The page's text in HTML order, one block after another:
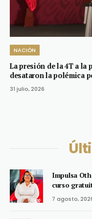
NACIÓN
La presión de la 4T a la
desataron la polémica
31 julio, 2026
Impulsa
curso
7 agosto,